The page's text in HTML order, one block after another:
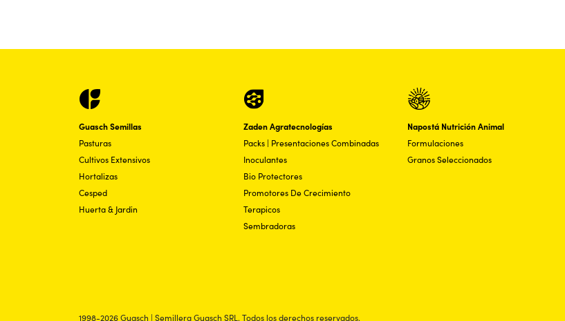
Guasch Semillas
Pasturas
Cultivos Extensivos
Hortalizas
Cesped
Huerta & Jardin
Zaden Agratecnologías
Packs | Presentaciones Combinadas
Inoculantes
Bio Protectores
Promotores De Crecimiento
Terapicos
Sembradoras
Napostá Nutrición Animal
Formulaciones
Granos Seleccionados
1998-2026 Guasch | Semillera Guasch SRL. Todos los derechos reservados.